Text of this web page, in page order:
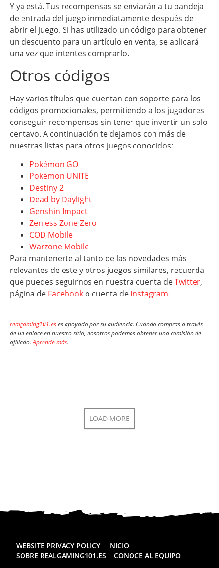
Y ya está. Tus recompensas se enviarán a tu bandeja
de entrada del juego inmediatamente después de
abrir el juego. Si has utilizado un código para obtener
un descuento para un artículo en venta, se aplicará
una vez que intentes comprarlo.
Otros códigos
Hay varios títulos que cuentan con soporte para los
códigos promocionales, permitiendo a los jugadores
conseguir recompensas sin tener que invertir un solo
centavo. A continuación te dejamos con más de
nuestras listas para otros juegos conocidos:
Pokémon GO
Pokémon UNITE
Destiny 2
Dead by Daylight
Genshin Impact
Zenless Zone Zero
COD Mobile
Warzone Mobile
Para mantenerte al tanto de las novedades más
relevantes de este y otros juegos similares, recuerda
que puedes seguirnos en nuestra cuenta deTwitter,
página de Facebook o cuenta de Instagram.
realgaming101.eses apoyado por su audiencia. Cuando compras a través
de un enlace en nuestro sitio, nosotros podemos obtener una comisión de
afiliado.Aprende más.
LOAD MORE
WEBSITE PRIVACY POLICY
INICIO
SOBRE REALGAMING101.ES
CONOCE AL EQUIPO